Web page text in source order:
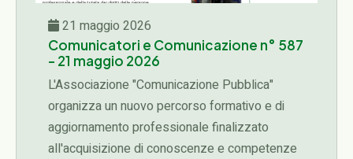
21 maggio 2026
Comunicatori e Comunicazione n° 587
- 21 maggio 2026
L'Associazione "Comunicazione Pubblica"
organizza un nuovo percorso formativo e di
aggiornamento professionale finalizzato
all'acquisizione di conoscenze e competenze